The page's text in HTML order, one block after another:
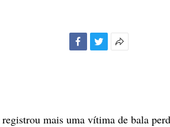
mais uma vítima de bala